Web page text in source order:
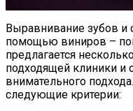
Выравнивание зубов и
помощью виниров –
предлагается
подходящей клиники и
внимательного
следующие критерии: